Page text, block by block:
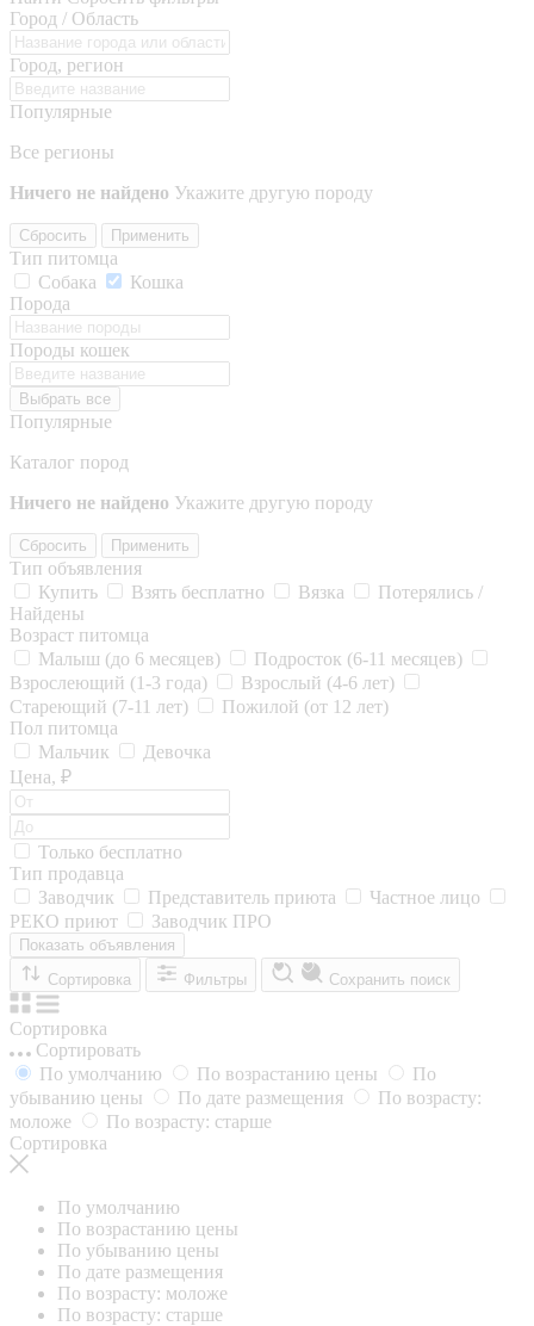
Город / Область
Город, регион
Популярные
Все регионы
Ничего не найдено Укажите другую породу
Сбросить Применить
Тип питомца
Собака
Кошка
Порода
Породы кошек
Выбрать все
Популярные
Каталог пород
Ничего не найдено Укажите другую породу
Сбросить Применить
Тип объявления
Купить
Взять бесплатно Вязка
Потерялись /
Найдены
Возраст питомца
Малыш (до 6 месяцев)
Подросток (6-11 месяцев)
Взрослеющий (1-3 года)
Взрослый (4-6 лет)
Стареющий (7-11 лет)
Пожилой (от 12 лет)
Пол питомца
Мальчик
Девочка
Цена, ₽
Только бесплатно
Тип продавца
Заводчик
Представитель приюта
Частное лицо
РЕКО приют
Заводчик ПРО
Показать объявления
Сортировка
Фильтры Сохранить поиск
Сортировка
Сортировать
По умолчанию
По возрастанию цены
По
убыванию цены
По дате размещения
По возрасту:
моложе
По возрасту: старше
Сортировка
По умолчанию
По возрастанию цены
По убыванию цены
По дате размещения
По возрасту: моложе
По возрасту: старше